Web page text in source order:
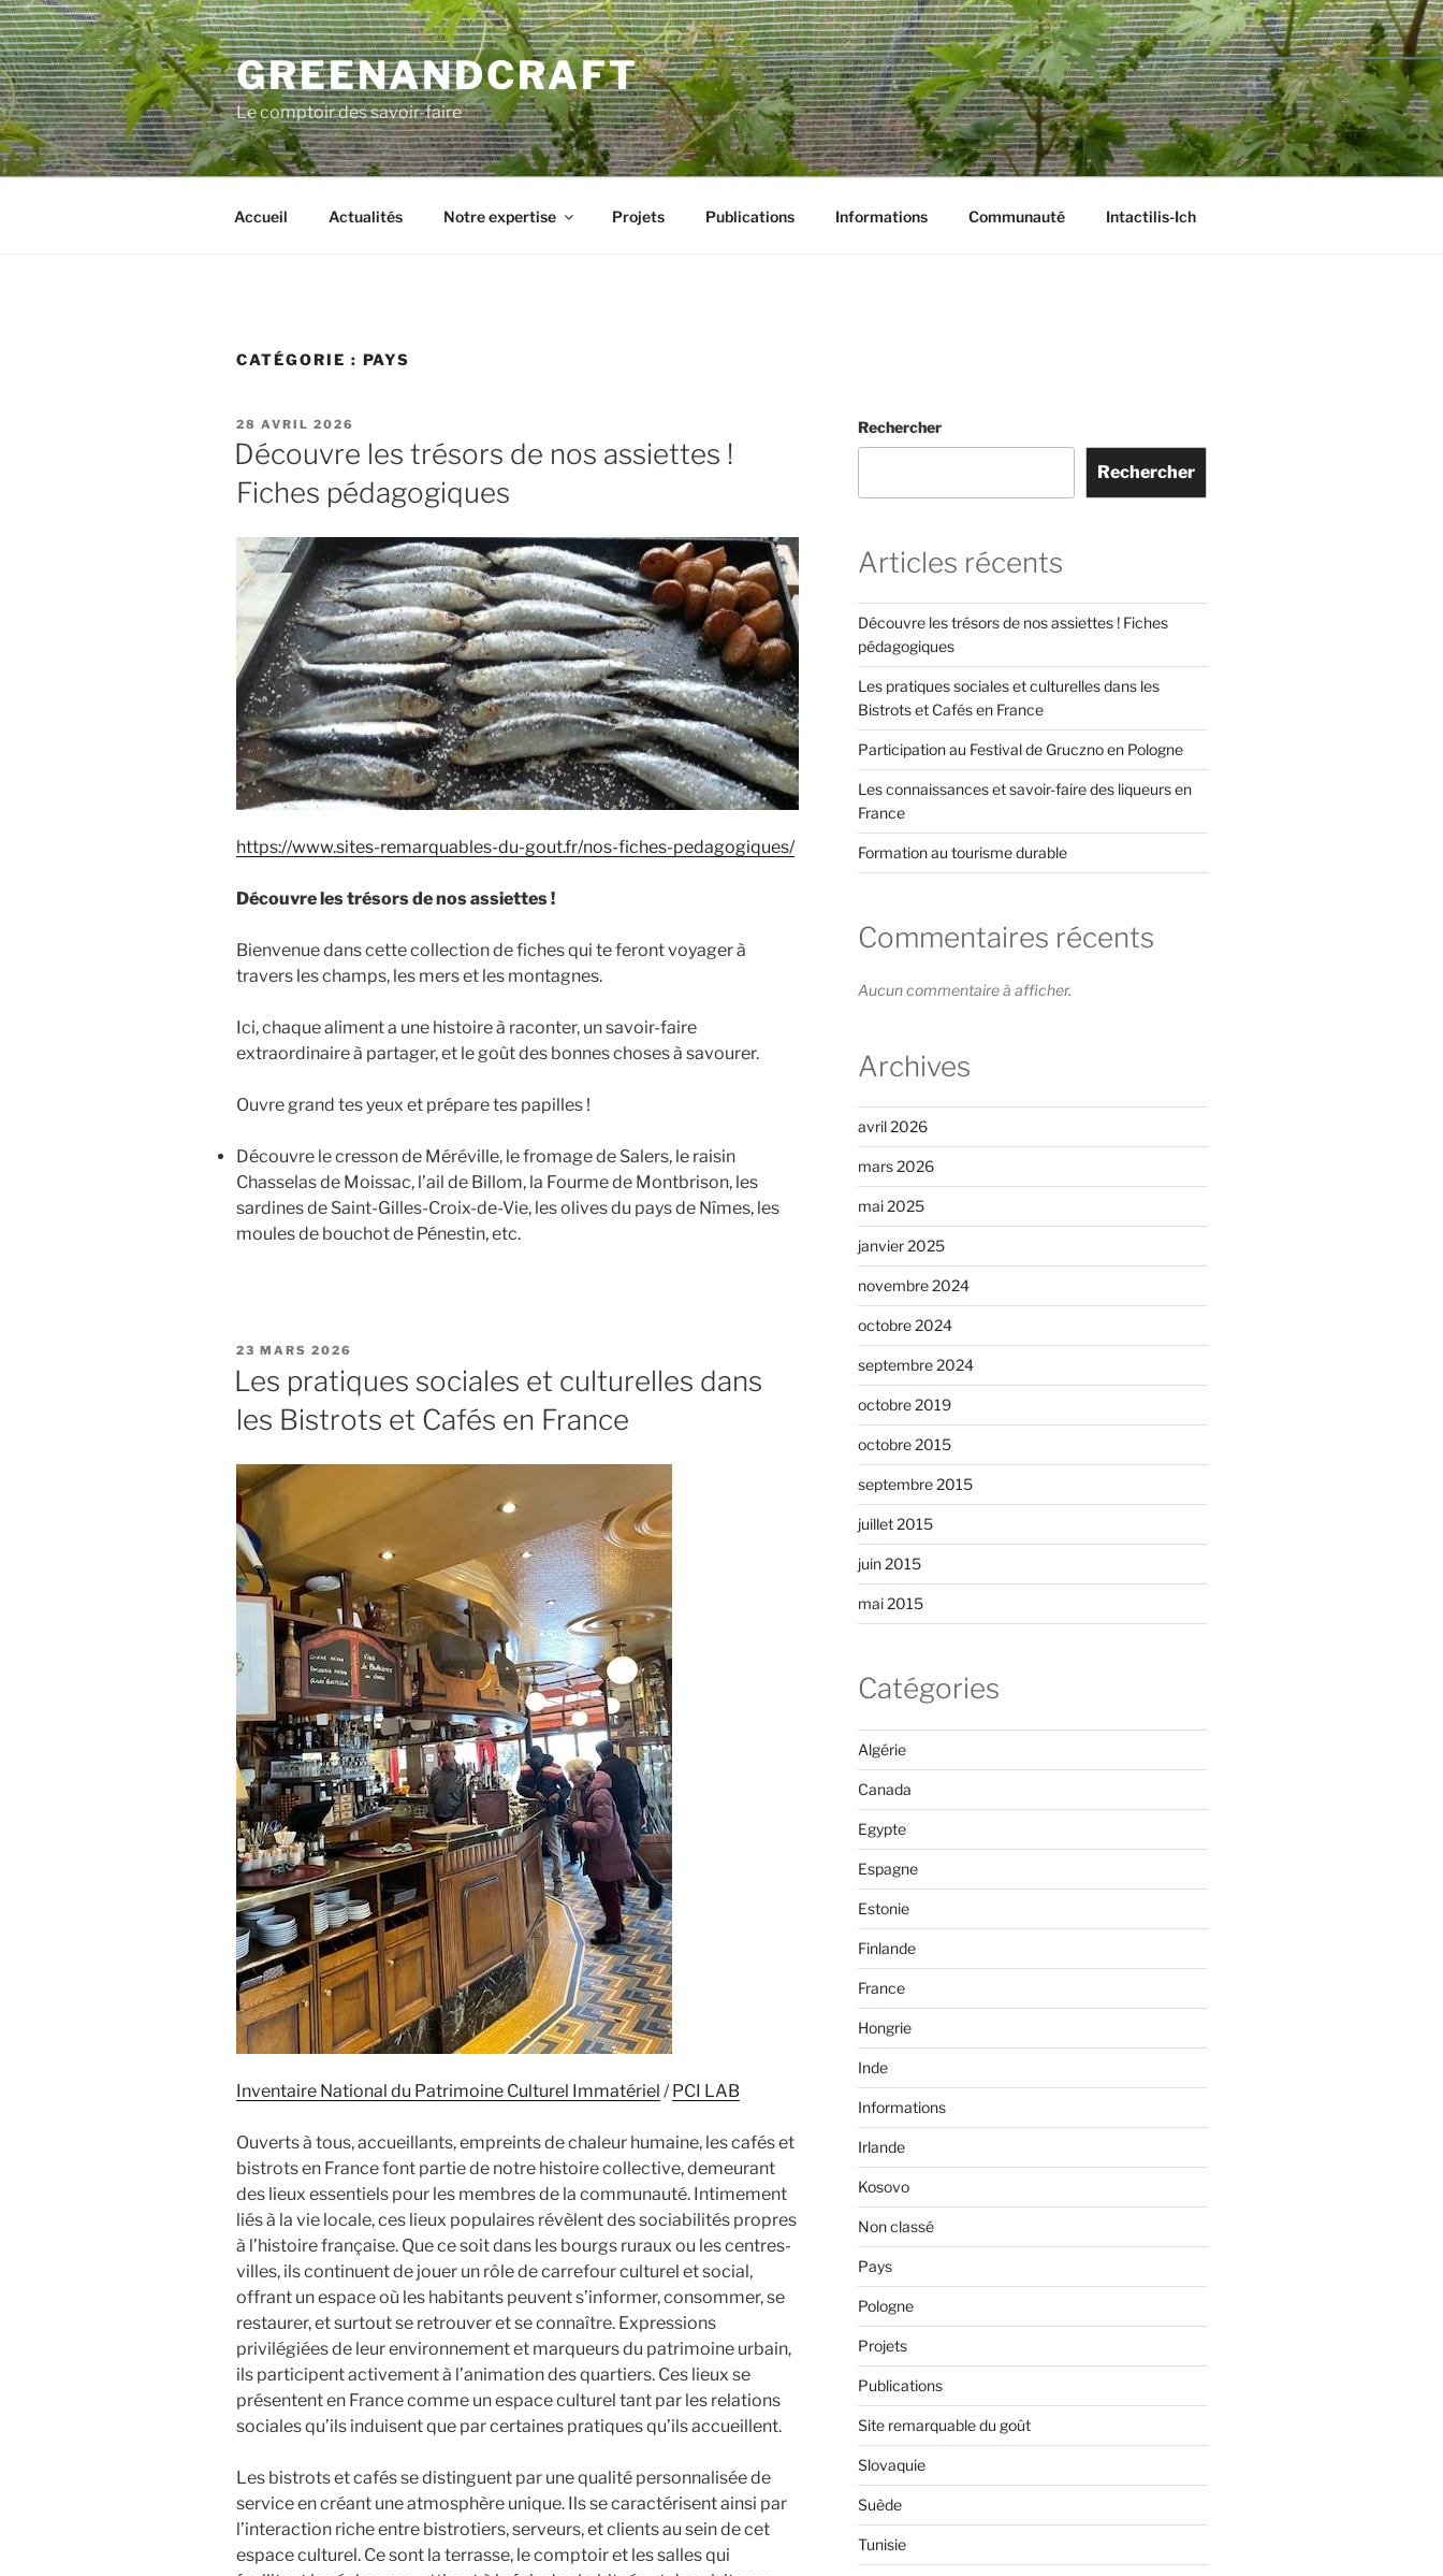
Aller
au
contenu
principal
GREENANDCRAFT
Le comptoir des savoir-faire
Accueil Actualités Notre expertise Projets Publications Informations Communauté Intactilis-Ich
CATÉGORIE : PAYS
PUBLIÉ
LE
28 AVRIL 2026
Découvre les trésors de nos assiettes !
Fiches pédagogiques
https://www.sites-remarquables-du-gout.fr/nos-fiches-pedagogiques/
Découvre les trésors de nos assiettes !
Bienvenue dans cette collection de fiches qui te feront voyager à
travers les champs, les mers et les montagnes.
Ici, chaque aliment a une histoire à raconter, un savoir-faire
extraordinaire à partager, et le goût des bonnes choses à savourer.
Ouvre grand tes yeux et prépare tes papilles !
Découvre le cresson de Méréville, le fromage de Salers, le raisin
Chasselas de Moissac, l’ail de Billom, la Fourme de Montbrison, les
sardines de Saint-Gilles-Croix-de-Vie, les olives du pays de Nîmes, les
moules de bouchot de Pénestin, etc.
PUBLIÉ
LE
23 MARS 2026
Les pratiques sociales et culturelles dans
les Bistrots et Cafés en France
Inventaire National du Patrimoine Culturel Immatériel /PCI LAB
Ouverts à tous, accueillants, empreints de chaleur humaine, les cafés et
bistrots en France font partie de notre histoire collective, demeurant
des lieux essentiels pour les membres de la communauté. Intimement
liés à la vie locale, ces lieux populaires révèlent des sociabilités propres
à l’histoire française. Que ce soit dans les bourgs ruraux ou les centres-
villes, ils continuent de jouer un rôle de carrefour culturel et social,
offrant un espace où les habitants peuvent s’informer, consommer, se
restaurer, et surtout se retrouver et se connaître. Expressions
privilégiées de leur environnement et marqueurs du patrimoine urbain,
ils participent activement à l’animation des quartiers. Ces lieux se
présentent en France comme un espace culturel tant par les relations
sociales qu’ils induisent que par certaines pratiques qu’ils accueillent.
Les bistrots et cafés se distinguent par une qualité personnalisée de
service en créant une atmosphère unique. Ils se caractérisent ainsi par
l’interaction riche entre bistrotiers, serveurs, et clients au sein de cet
espace culturel. Ce sont la terrasse, le comptoir et les salles qui
Rechercher
Rechercher
Articles récents
Découvre les trésors de nos assiettes ! Fiches
pédagogiques
Les pratiques sociales et culturelles dans les
Bistrots et Cafés en France
Participation au Festival de Gruczno en Pologne
Les connaissances et savoir-faire des liqueurs en
France
Formation au tourisme durable
Commentaires récents
Aucun commentaire à afficher.
Archives
avril 2026
mars 2026
mai 2025
janvier 2025
novembre 2024
octobre 2024
septembre 2024
octobre 2019
octobre 2015
septembre 2015
juillet 2015
juin 2015
mai 2015
Catégories
Algérie
Canada
Egypte
Espagne
Estonie
Finlande
France
Hongrie
Inde
Informations
Irlande
Kosovo
Non classé
Pays
Pologne
Projets
Publications
Site remarquable du goût
Slovaquie
Suède
Tunisie